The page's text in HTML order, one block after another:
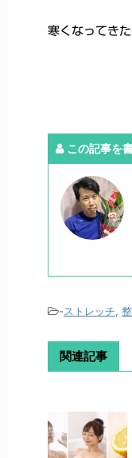
寒くなってき
この記事を
-ストレッチ,
関連記事